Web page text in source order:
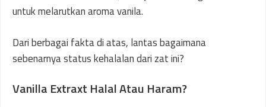
untuk melarutkan aroma vanila.
Dari berbagai fakta di atas, lantas bagaimana
sebenarnya status kehalalan dari zat ini?
Vanilla Extraxt Halal Atau Haram?